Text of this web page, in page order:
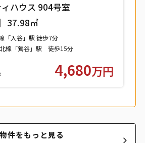
ハウス 904号室
37.98㎡
「入谷」駅 徒歩7分
線「鶯谷」駅 徒歩15分
4,680万円
物件をもっと見る